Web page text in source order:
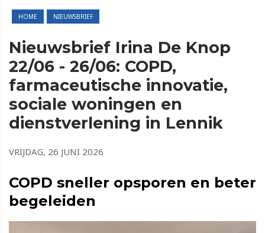
HOME NIEUWSBRIEF
Nieuwsbrief Irina De Knop
22/06 - 26/06: COPD,
farmaceutische innovatie,
sociale woningen en
dienstverlening in Lennik
VRIJDAG, 26 JUNI 2026
COPD sneller opsporen en beter
begeleiden